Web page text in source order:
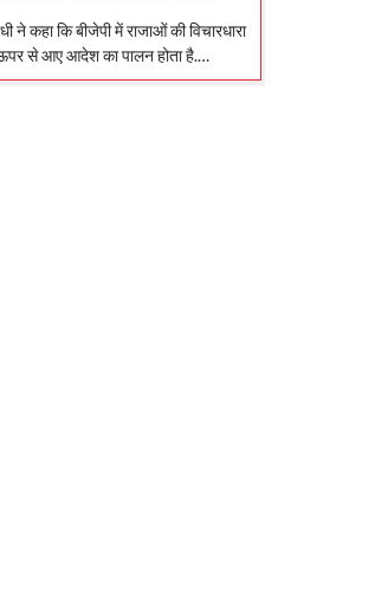
ने कहा कि बीजेपी में राजाओं की विचारधारा
से आए आदेश का पालन होता है.…